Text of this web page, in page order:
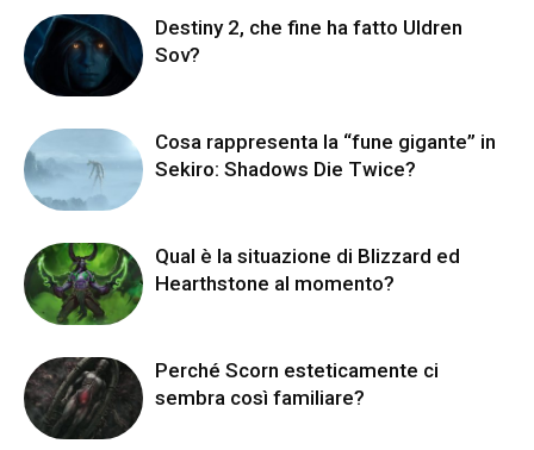
Destiny 2, che fine ha fatto Uldren
Sov?
Cosa rappresenta la “fune gigante” in
Sekiro: Shadows Die Twice?
Qual è la situazione di Blizzard ed
Hearthstone al momento?
Perché Scorn esteticamente ci
sembra così familiare?